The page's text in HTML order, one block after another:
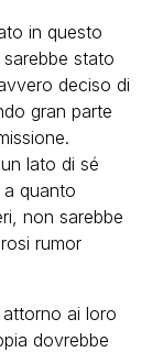
in questo
sarebbe stato
deciso di
gran parte
lato di sé
quanto
non sarebbe
rumor
ai loro
dovrebbe